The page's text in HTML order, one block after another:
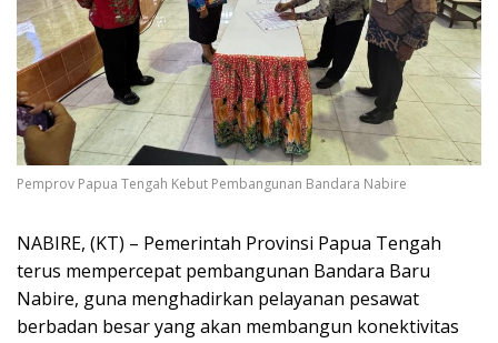
Pemprov Papua Tengah Kebut Pembangunan Bandara Nabire
NABIRE, (KT) – Pemerintah Provinsi Papua Tengah
terus mempercepat pembangunan Bandara Baru
Nabire, guna menghadirkan pelayanan pesawat
berbadan besar yang akan membangun konektivitas